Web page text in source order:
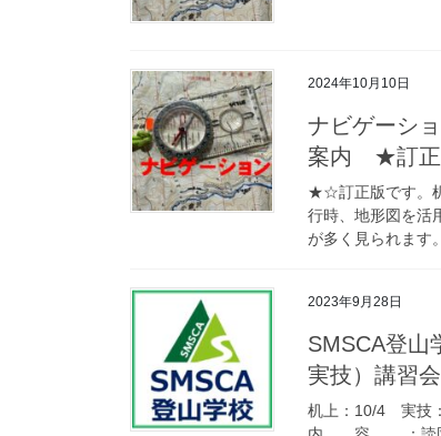
2024年10月10日
ナビゲーシ
案内 ★訂
★☆訂正版です。
行時、地形図を活
が多く見られます
2023年9月28日
SMSCA登山
実技）講習
机上：10/4 実技